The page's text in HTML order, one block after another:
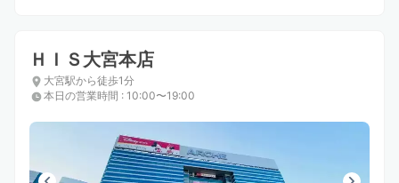
ＨＩＳ大宮本店
大宮駅から徒歩1分
本日の営業時間 : 10:00〜19:00